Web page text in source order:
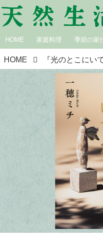
HOME 家庭料理 季節の家
HOME